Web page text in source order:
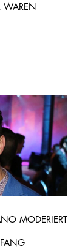
WAREN
MODERIERT